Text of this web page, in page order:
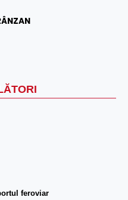
feroviar